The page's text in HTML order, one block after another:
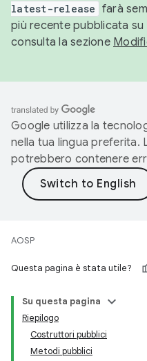
latest-release farà
più recente pubblicata su
consulta la sezione
Google utilizza la
nella tua lingua preferita.
potrebbero contenere
AOSP
Questa pagina è stata utile?
Su questa pagina
Riepilogo
Costruttori pubblici
Metodi pubblici